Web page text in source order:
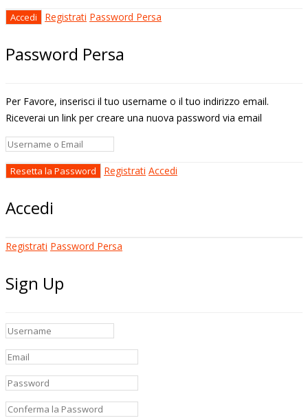
Registrati Password Persa
Password Persa
Per Favore, inserisci il tuo username o il tuo indirizzo email.
Riceverai un link per creare una nuova password via email
Registrati Accedi
Accedi
Registrati Password Persa
Sign Up